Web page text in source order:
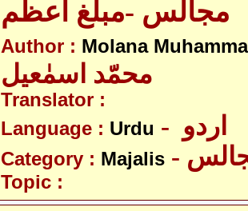
Author : Molana
محمّد اسمٰعیل
Translator :
Language : Urdu
Category : Majalis
Topic :